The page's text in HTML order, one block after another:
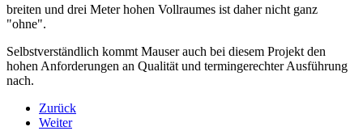
breiten und drei Meter hohen Vollraumes ist daher nicht ganz
"ohne".
Selbstverständlich kommt Mauser auch bei diesem Projekt den
hohen Anforderungen an Qualität und termingerechter Ausführung
nach.
Zurück
Weiter